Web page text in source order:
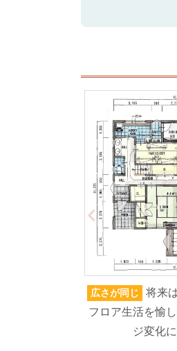
広さが同じ
将来
フロア生活を愉
ジ変化